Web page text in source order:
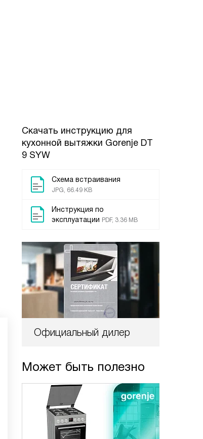
Скачать инструкцию для
кухонной вытяжки Gorenje DT
9 SYW
Схема встраивания
JPG, 66.49 KB
Инструкция по
эксплуатации PDF, 3.36 MB
Официальный дилер
Может быть полезно